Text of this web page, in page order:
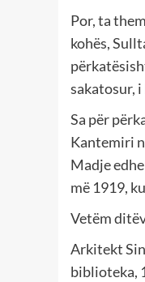
Por, ta
kohës,
sakatosur,
Sa për
Kantemiri
Madje
më 1919,
Vetëm
Arkitekt
biblioteka,